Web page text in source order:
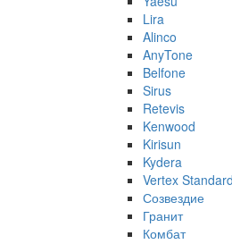
Lira
Alinco
AnyTone
Belfone
Sirus
Retevis
Kenwood
Kirisun
Kydera
Vertex Standard
Созвездие
Гранит
Комбат